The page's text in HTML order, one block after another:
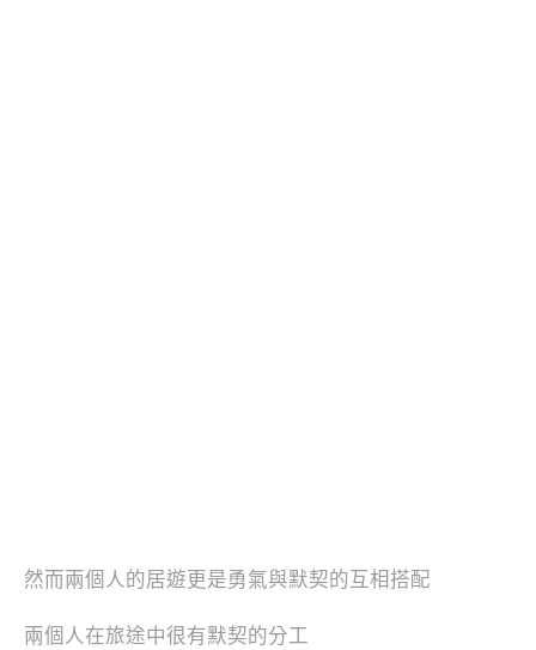
然而兩個人的居遊更是勇氣與默契的互相搭配
兩個人在旅途中很有默契的分工